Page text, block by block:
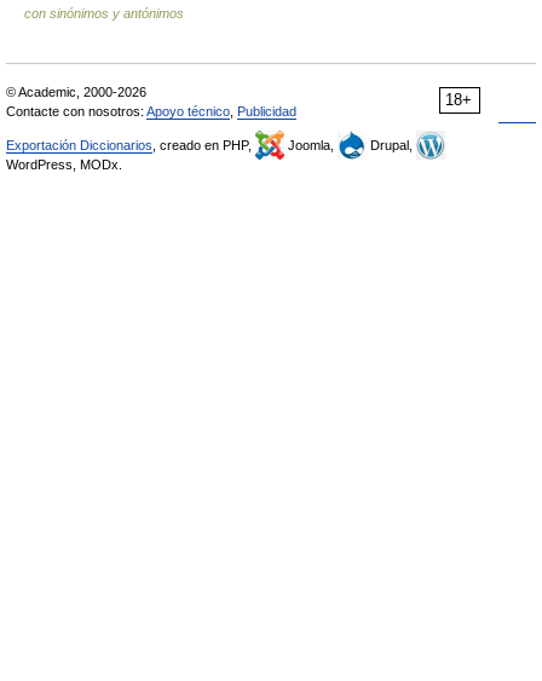
con sinónimos y antónimos
18+
© Academic, 2000-2026
Contacte con nosotros: Apoyo técnico Publicidad
Exportación Diccionarios , creado en PHP, Joomla,
Drupal,
WordPress, MODx.